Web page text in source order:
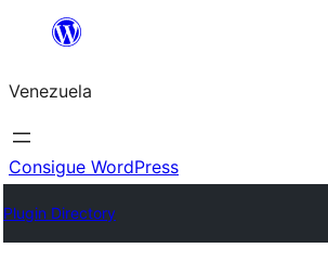
Saltar
contenido
Venezuela
Consigue WordPress
Plugin Directory